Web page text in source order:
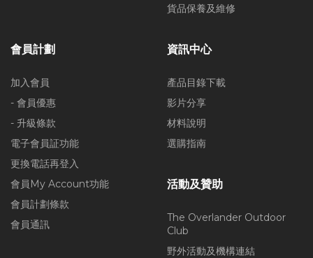
貨品保養及維修
會員計劃
加入會員
- 會員優惠
- 升級條款
電子會員証功能
更換電話再登入
會員My Account功能
會員計劃條款
會員通訊
資訊中心
產品目錄下載
影片分享
材料說明
選購指南
活動及贊助
The Overlander Outdoor
Club
野外活動及機構連結